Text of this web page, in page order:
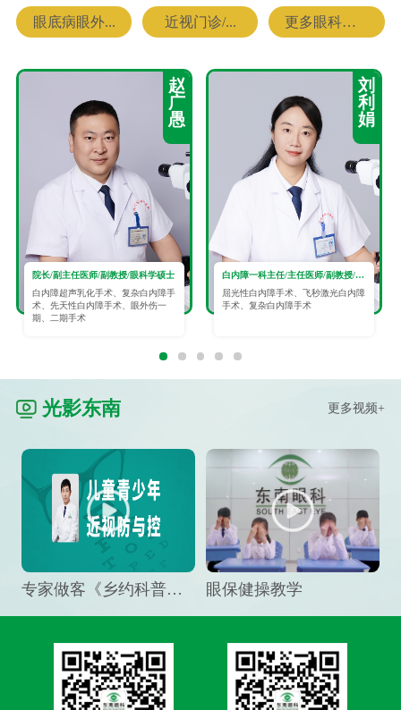
眼底病眼外... 近视门诊/... 更多眼科专家
赵
广
愚
院长/副主任医师/副教授/眼科学硕士
白内障超声乳化手术、复杂白内障手
术、先天性白内障手术、眼外伤一
期、二期手术
刘
利
娟
白内障一科主任/主任医师/副教授/眼科学硕士
屈光性白内障手术、飞秒激光白内障
手术、复杂白内障手术
光影东南 更多视频+
专家做客《乡约科普》栏目，预防孩子近视竟然这么“简单” 眼保健操教学